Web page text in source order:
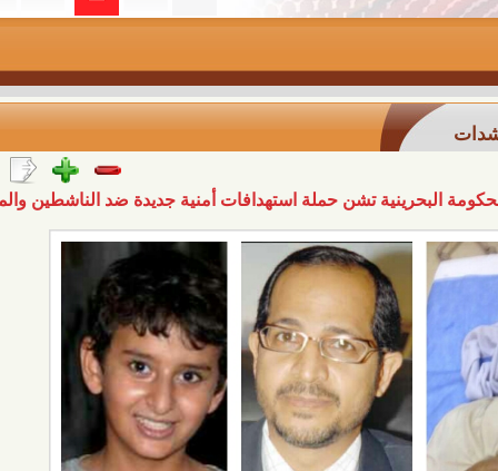
تشن حملة استهدافات أمنية جديدة ضد الناشطين والمدنيين